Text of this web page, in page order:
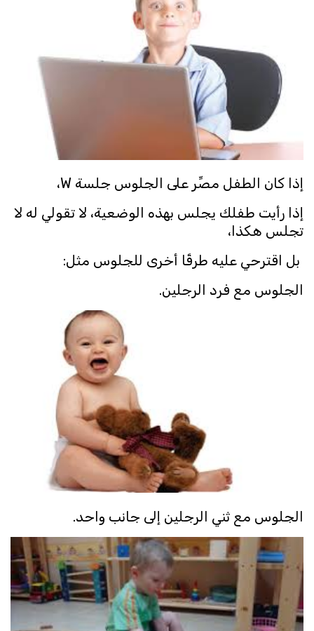
إذا كان الطفل مصِّر على الجلوس جلسة W،
إذا رأيت طفلك يجلس بهذه الوضعية، لا تقولي له لا
تجلس هكذا،
بل اقترحي عليه طرقًا أخرى للجلوس مثل:
الجلوس مع فرد الرجلين.
الجلوس مع ثني الرجلين إلى جانب واحد.